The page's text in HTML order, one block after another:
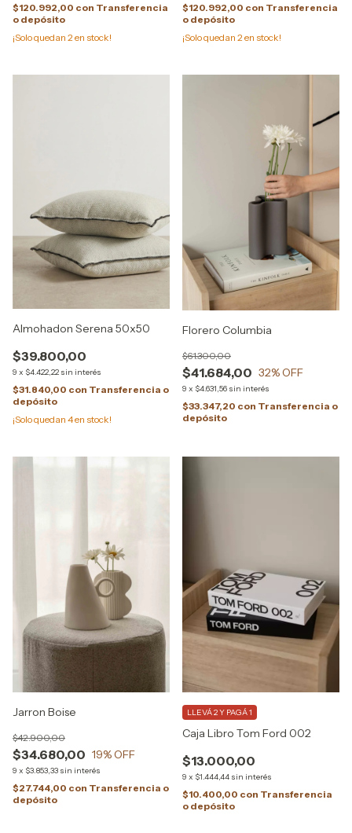
$120.992,00 con Transferencia
o depósito
¡Solo quedan 2 en stock!
$120.992,00 con Transferencia
o depósito
¡Solo quedan 2 en stock!
Almohadon Serena 50x50
$39.800,00
9 x $4.422,22 sin interés
$31.840,00 con Transferencia o
depósito
¡Solo quedan 4en stock!
Florero Columbia
$41.684,00
$61.300,00
32% OFF
9 x $4.631,56 sin interés
$33.347,20 con Transferencia o
depósito
Jarron Boise
$34.680,00
$42.900,00
19% OFF
9 x $3.853,33 sin interés
$27.744,00 con Transferencia o
depósito
Caja Libro Tom Ford 002
$13.000,00
9 x $1.444,44 sin interés
LLEVÁ 2 Y PAGÁ 1
$10.400,00 con Transferencia
o depósito